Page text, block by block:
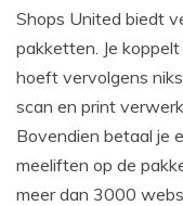
Shops United biedt
pakketten. Je
hoeft vervolgens
scan en print
Bovendien betaal je
meeliften op de
meer dan 3000